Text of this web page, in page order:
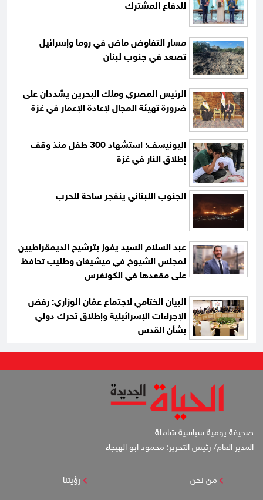
للدفاع المشترك
مسار التفاوض ماض في روما وإسرائيل
تصعد في جنوب لبنان
الرئيس المصري وملك البحرين يشددان على
ضرورة تهيئة المجال لإعادة الإعمار في غزة
اليونيسف: استشهاد 300 طفل منذ وقف
إطلاق النار في غزة
الجنوب اللبناني ينفجر ساحة للحرب
عبد السلام السيد يفوز بترشيح الديمقراطيين
لمجلس الشيوخ في ميشيغان وطليب تحافظ
على مقعدها في الكونغرس
البيان الختامي لاجتماع عمّان الوزاري: رفض
الإجراءات الإسرائيلية وإطلاق تحرك دولي
بشأن القدس
صحيفة يومية سياسية شاملة
المدير العام/ رئيس التحرير: محمود ابو الهيجاء
من نحن رؤيتنا